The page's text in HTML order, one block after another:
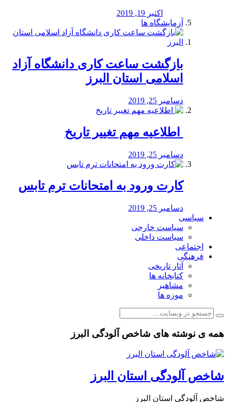
اکتبر 19, 2019
آزمایشگاه ها
بازگشت ساعت کاری دانشگاه آزاد
اسلامی استان البرز
دسامبر 25, 2019
️ اطلاعیه مهم تغییر تاریخ
دسامبر 25, 2019
کارت ورود به امتحانات ترم تابس
دسامبر 25, 2019
سیاسی
سیاست خارجی
سیاست داخلی
اجتماعی
فرهنگی
آثار تاریخی
کتابخانه ها
مشاهیر
موزه ها
همه ی نوشته های شاخص آلودگی البرز
️شاخص آلودگی استان البرز
️شاخص آلودگی استان البرز